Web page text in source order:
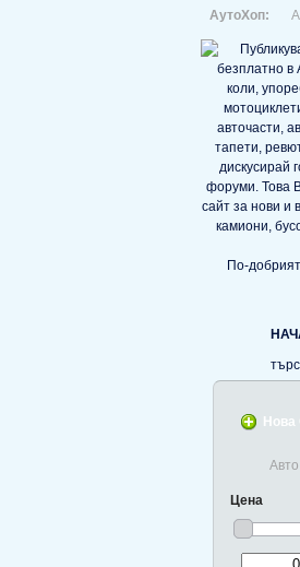
АутоХоп:
По-
Нова
Цена